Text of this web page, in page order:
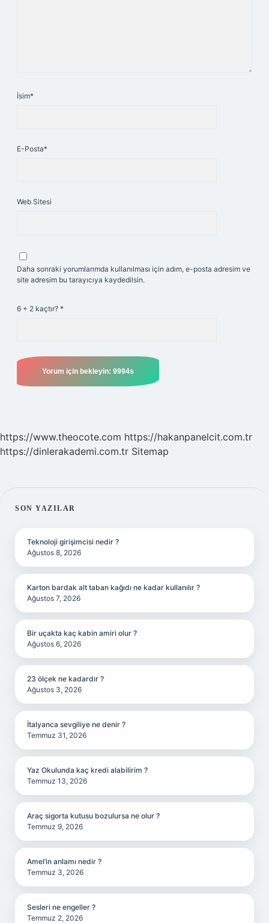
İsim*
E-Posta*
Web Sitesi
Daha sonraki yorumlarımda kullanılması için adım, e-posta adresim ve
site adresim bu tarayıcıya kaydedilsin.
6 + 2 kaçtır? *
https://www.theocote.com https://hakanpanelcit.com.tr
https://dinlerakademi.com.tr Sitemap
SIDEBAR
SON YAZILAR
Teknoloji girişimcisi nedir ?
Ağustos 8, 2026
Karton bardak alt taban kağıdı ne kadar kullanılır ?
Ağustos 7, 2026
Bir uçakta kaç kabin amiri olur ?
Ağustos 6, 2026
23 ölçek ne kadardır ?
Ağustos 3, 2026
İtalyanca sevgiliye ne denir ?
Temmuz 31, 2026
Yaz Okulunda kaç kredi alabilirim ?
Temmuz 13, 2026
Araç sigorta kutusu bozulursa ne olur ?
Temmuz 9, 2026
Amel’in anlamı nedir ?
Temmuz 3, 2026
Sesleri ne engeller ?
Temmuz 2, 2026